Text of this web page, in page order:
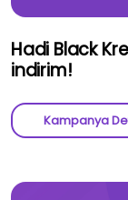
Hadi Black
indirim!
Kampanya